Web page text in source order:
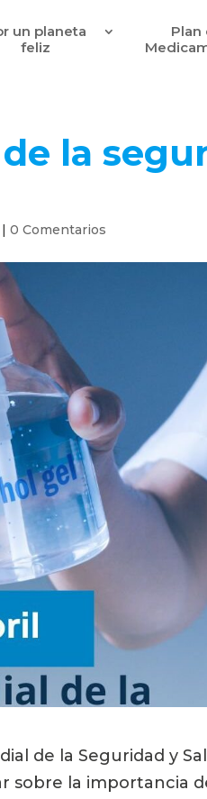
un planeta
feliz
Plan
la
|0 Comentarios
de la Seguridad y
sobre la importancia